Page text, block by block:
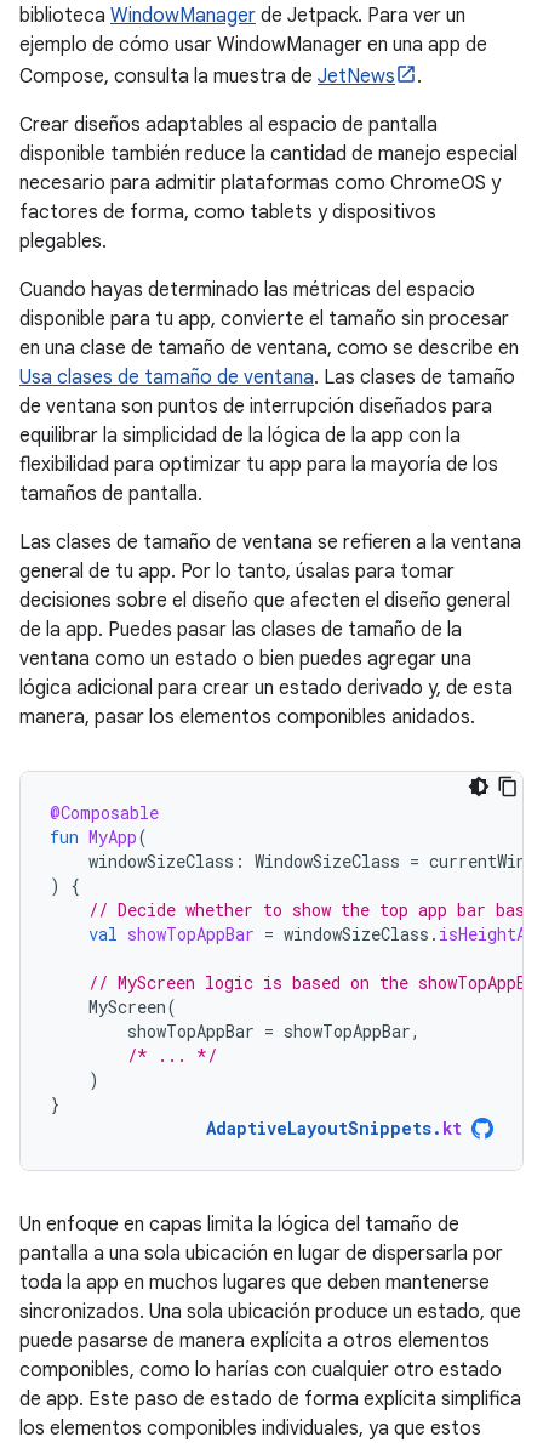
biblioteca WindowManager de Jetpack. Para ver un
ejemplo de cómo usar WindowManager en una app de
Compose, consulta la muestra de JetNews
.
Crear diseños adaptables al espacio de pantalla
disponible también reduce la cantidad de manejo especial
necesario para admitir plataformas como ChromeOS y
factores de forma, como tablets y dispositivos
plegables.
Cuando hayas determinado las métricas del espacio
disponible para tu app, convierte el tamaño sin procesar
en una clase de tamaño de ventana, como se describe en
Usa clases de tamaño de ventana. Las clases de tamaño
de ventana son puntos de interrupción diseñados para
equilibrar la simplicidad de la lógica de la app con la
flexibilidad para optimizar tu app para la mayoría de los
tamaños de pantalla.
Las clases de tamaño de ventana se refieren a la ventana
general de tu app. Por lo tanto, úsalas para tomar
decisiones sobre el diseño que afecten el diseño general
de la app. Puedes pasar las clases de tamaño de la
ventana como un estado o bien puedes agregar una
lógica adicional para crear un estado derivado y, de esta
manera, pasar los elementos componibles anidados.
@Composable
fun MyApp(
windowSizeClass : WindowSizeClass =
)
{
// Decide whether to show the top app bar
val showTopAppBar = windowSizeClass .
// MyScreen logic is based on the
MyScreen(
showTopAppBar = showTopAppBar,
/* ... */
)
}
AdaptiveLayoutSnippets. kt
Un enfoque en capas limita la lógica del tamaño de
pantalla a una sola ubicación en lugar de dispersarla por
toda la app en muchos lugares que deben mantenerse
sincronizados. Una sola ubicación produce un estado, que
puede pasarse de manera explícita a otros elementos
componibles, como lo harías con cualquier otro estado
de app. Este paso de estado de forma explícita simplifica
los elementos componibles individuales, ya que estos